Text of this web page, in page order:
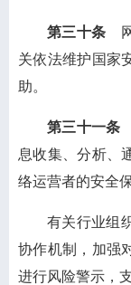
第三十条
关依法维护国家
助。
第三十一条
息收集、分析、
络运营者的安全
有关行业组
协作机制，加强
进行风险警示，